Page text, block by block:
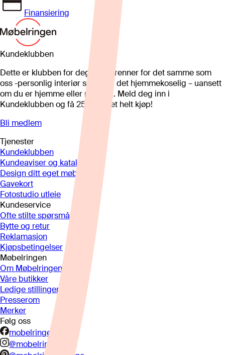
Finansiering
Kundeklubben
Dette er klubben for deg som brenner for det samme som
oss -personlig interiør som gjør det hjemmekoselig – uansett
om du er hjemme eller på hytta. Meld deg inn i
Kundeklubben og få 25%* på et helt kjøp!
Bli medlem
Tjenester
Kundeklubben
Kundeaviser og kataloger
Design ditt eget møbel
Gavekort
Fotostudio utleie
Kundeservice
Ofte stilte spørsmål
Bytte og retur
Reklamasjon
Kjøpsbetingelser
Møbelringen
Om Møbelringen
Våre butikker
Ledige stillinger
Presserom
Merker
Følg oss
mobelringen.no
@mobelringen